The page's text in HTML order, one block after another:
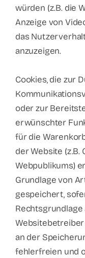
würden (z.B. die
Anzeige von
das
anzuzeigen.
Cookies, die zur
oder zur
erwünschter
für die
der Website (z.B.
Webpublikums)
Grundlage von
gespeichert,
an der
fehlerfreien und